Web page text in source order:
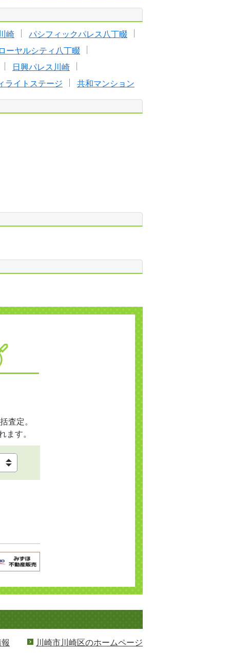
崎
パシフィックパレス八丁畷
ローヤルシティ八丁畷
日興パレス川崎
ライトステージ 共和マンション
査定。
ます。
川崎市川崎区のホームページ